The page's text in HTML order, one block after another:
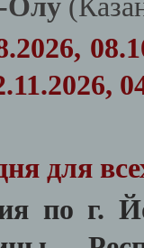
Олу
для
по г.